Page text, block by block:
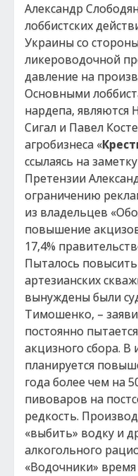
Александр
лоббистских
Украины со
ликероводочной
давление на
Основными
нардепа, являются
Сигал и Павел
агробизнеса «
ссылаясь на
Претензии
ограничению
из владельцев
повышение
17,4%
Пыталось
артезианских
вынуждены были
Тимошенко, –
постоянно
акцизного сбора.
планируется
года более чем на
пивоваров на
редкость.
«выбить» водку и
алкогольного
«Водочники»